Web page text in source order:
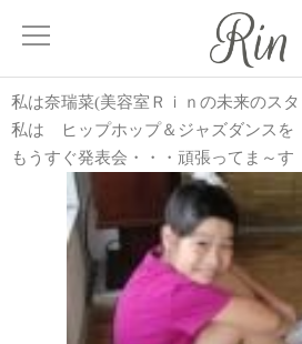
About
サロンについて
Menu
メニュー
Treatment
髪質改善
私は奈瑞菜(美容室Ｒｉｎの未来のスタ
私は ヒップホップ＆ジャズダンス
もうすぐ発表会・・・頑張ってま～す